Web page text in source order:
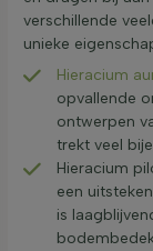
verschillende
unieke
Hieracium
opvallende
ontwerpen
trekt veel
Hieracium
een
is